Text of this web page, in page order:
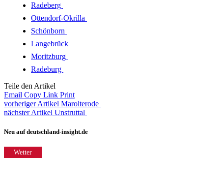
Radeberg
Ottendorf-Okrilla
Schönborn
Langebrück
Moritzburg
Radeburg
Teile den Artikel
Email Copy Link Print
vorheriger Artikel Marolterode
nächster Artikel Unstruttal
Neu auf deutschland-insight.de
Wetter